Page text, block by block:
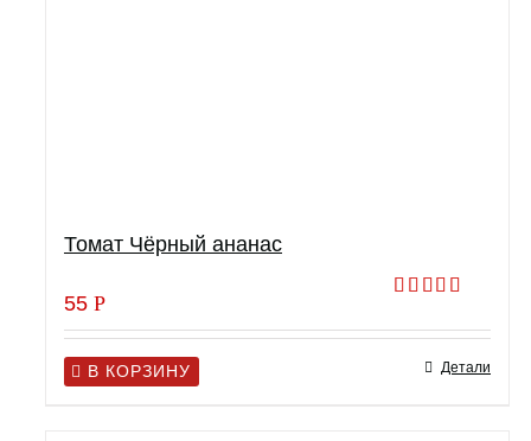
Томат Чёрный ананас
5.00из 5
55 Р
В КОРЗИНУ Детали